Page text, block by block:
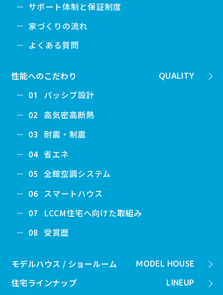
サポート体制と保証制度
家づくりの流れ
よくある質問
QUALITY
性能へのこだわり
01 パッシブ設計
02 高気密高断熱
03 耐震・制震
04 省エネ
05 全館空調システム
06 スマートハウス
07 LCCM住宅へ向けた取組み
08 受賞歴
MODEL HOUSE
モデルハウス / ショールーム
LINEUP
住宅ラインナップ